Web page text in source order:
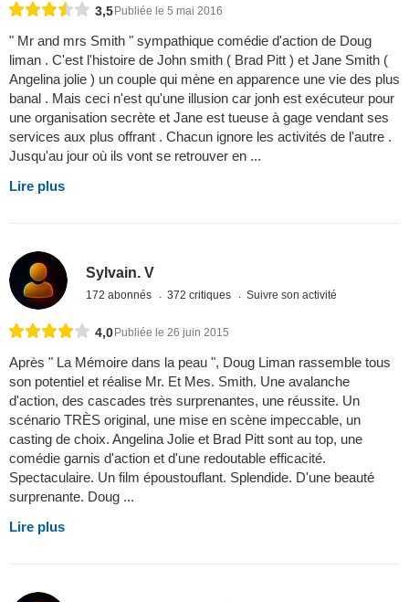
3,5 Publiée le 5 mai 2016
" Mr and mrs Smith " sympathique comédie d'action de Doug
liman . C'est l'histoire de John smith ( Brad Pitt ) et Jane Smith (
Angelina jolie ) un couple qui mène en apparence une vie des plus
banal . Mais ceci n'est qu'une illusion car jonh est exécuteur pour
une organisation secrète et Jane est tueuse à gage vendant ses
services aux plus offrant . Chacun ignore les activités de l'autre .
Jusqu'au jour où ils vont se retrouver en ...
Lire plus
Sylvain. V
172 abonnés 372 critiques Suivre son activité
4,0 Publiée le 26 juin 2015
Après " La Mémoire dans la peau ", Doug Liman rassemble tous
son potentiel et réalise Mr. Et Mes. Smith. Une avalanche
d'action, des cascades très surprenantes, une réussite. Un
scénario TRÈS original, une mise en scène impeccable, un
casting de choix. Angelina Jolie et Brad Pitt sont au top, une
comédie garnis d'action et d'une redoutable efficacité.
Spectaculaire. Un film époustouflant. Splendide. D'une beauté
surprenante. Doug ...
Lire plus